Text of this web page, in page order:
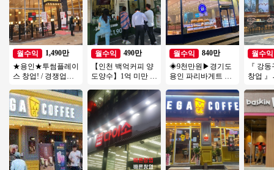
월수익
1,490만
★용인★투썸플레이
스 창업! / 경쟁업체
료! / 오토 운영
월수익
490만
【인천 백억커피 양
도양수】1억 미만 소
문점창업
월수익
840만
◈9천만원▶경기도
용인 파리바게트 창
만↑고수익/풀오토
월수익
『 강
창업
음 ♥ 역